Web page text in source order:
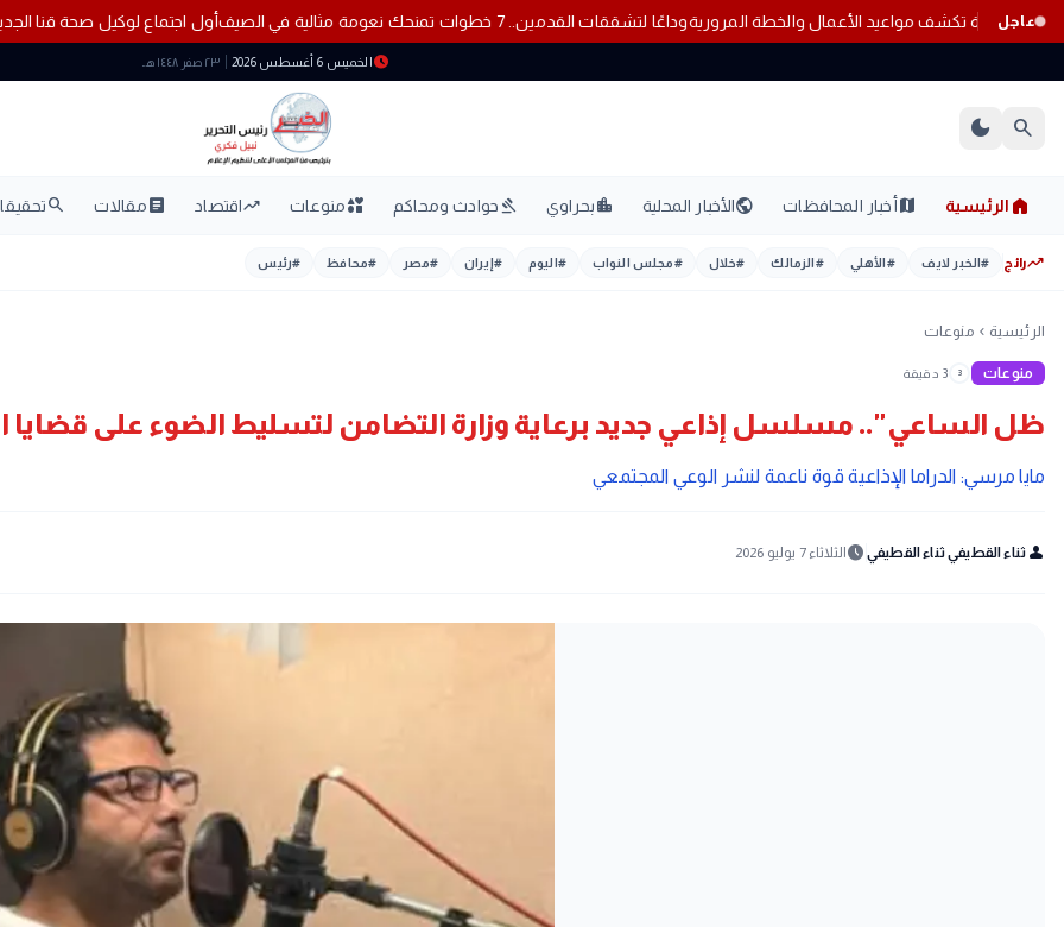
عاجل وداعًا لتشققات القدمين.. 7 خطوات تمنحك نعومة مثالية في الصيف أول اجتماع لوكيل
scheduleالخميس 6 أغسطس 2026 ٢٣ صفر ١٤٤٨ هـ
search
dark_mode
home الرئيسية mapأخبار المحافظات publicالأخبار المحلية location_cityبحراوي gavelحوادث ومحاكم interestsمنوعات trending_upاقتصاد articleمقالات search
trending_upرائج #الخبر لايف #الأهلي #الزمالك #خلال #مجلس النواب #اليوم #إيران #مصر #محافظ #رئيس
الرئيسية chevron_left منوعات
منوعات 3 3 دقيقة
ظل الساعي".. مسلسل إذاعي جديد برعاية وزارة التضامن لتسليط الضوء على قضايا
مايا مرسي: الدراما الإذاعية قوة ناعمة لنشر الوعي المجتمعي
person ثناء القطيفي ثناء القطيفي schedule الثلاثاء 7 يوليو 2026